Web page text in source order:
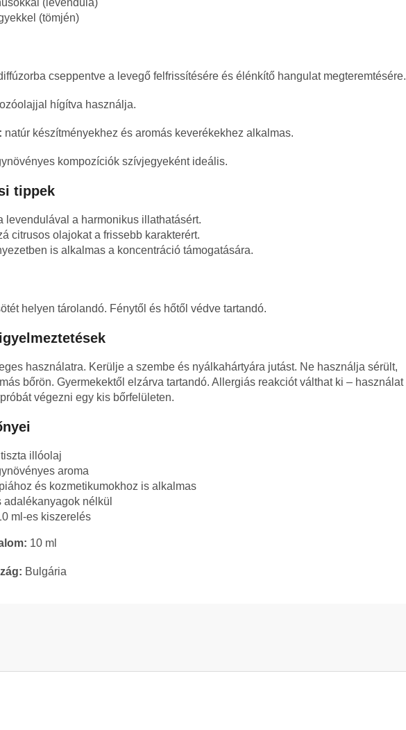
(levendula)
(tömjén)
cseppentve a levegő felfrissítésére és élénkítő hangulat megteremtésére.
hígítva használja.
natúr készítményekhez és aromás keverékekhez alkalmas.
kompozíciók szívjegyeként ideális.
tippek
levendulával a harmonikus illathatásért.
citrusos olajokat a frissebb karakterért.
is alkalmas a koncentráció támogatására.
helyen tárolandó. Fénytől és hőtől védve tartandó.
használatra. Kerülje a szembe és nyálkahártyára jutást. Ne használja sérült,
bőrön. Gyermekektől elzárva tartandó. Allergiás reakciót válthat ki – használat
végezni egy kis bőrfelületen.
illóolaj
aroma
és kozmetikumokhoz is alkalmas
adalékanyagok nélkül
ml-es kiszerelés
10 ml
Bulgária